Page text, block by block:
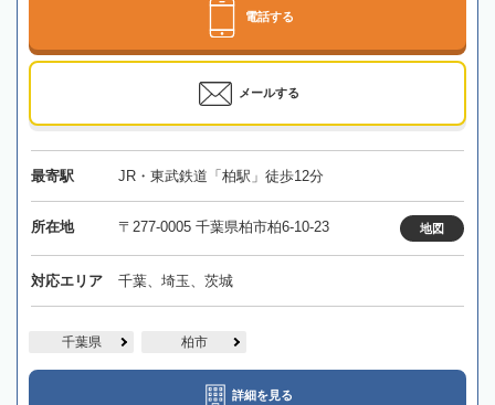
電話する
メールする
最寄駅 JR・東武鉄道「柏駅」徒歩12分
所在地 〒277-0005 千葉県柏市柏6-10-23 地図
対応エリア 千葉、埼玉、茨城
千葉県 柏市
詳細を見る